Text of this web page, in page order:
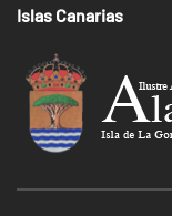
Islas Canarias